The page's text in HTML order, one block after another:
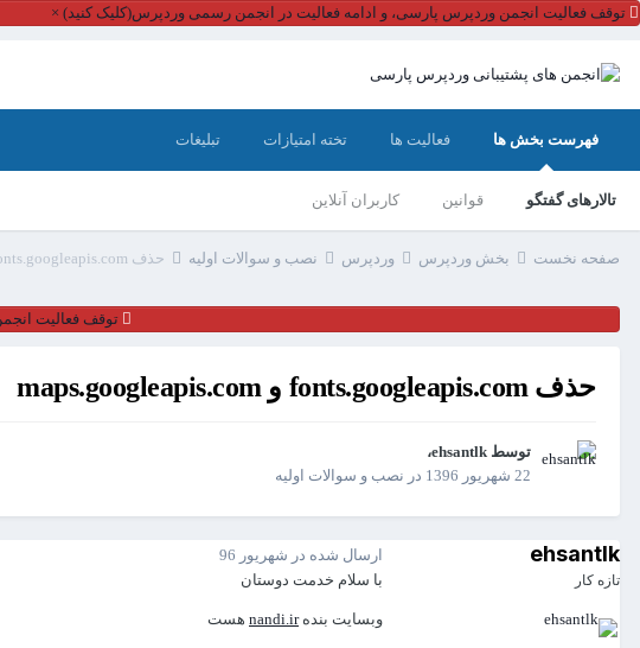
توقف فعالیت انجمن وردپرس پارسی، و ادامه فعالیت در انجمن رسمی وردپرس(کلیک کنید) ×
فهرست بخش ها
تالارهای گفتگو قوانین کاربران آنلاین
فعالیت ها تخته امتیازات تبلیغات
صفحه نخست بخش وردپرس وردپرس نصب و سوالات اولیه حذف fonts.googleapis.com و maps.googleapis.com
توقف فعالیت
حذف fonts.googleapis.com و maps.googleapis.com
توسط ehsantlk،
22 شهریور 1396
در نصب و سوالات اولیه
ehsantlk
تازه کار
ارسال شده در شهریور 96
با سلام خدمت دوستان
وبسایت بندهnandi.ir هست